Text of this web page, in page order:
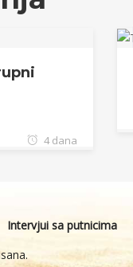
4 dana
Intervjui sa putnicima